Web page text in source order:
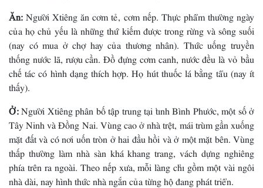
Ăn:Người Xtiêng ăn cơm tẻ, cơm nếp. Thực phẩm thường ngày
của họ chủ yếu là những thứ kiếm được trong rừng và sông suối
(nay có mua ở chợ hay của thương nhân). Thức uống truyền
thống nước lã, rượu cần. Ðồ đựng cơm canh, nước đều là vỏ bầu
chế tác có hình dạng thích hợp. Họ hút thuốc lá bằng tẩu (nay ít
thấy).
Ở:Người Xtiêng phân bố tập trung tại tỉnh Bình Phước, một số ở
Tây Ninh và Ðồng Nai. Vùng cao ở nhà trệt, mái trùm gần xuống
mặt đất và có nơi uốn tròn ở hai đầu hồi và ở một mặt bên. Vùng
thấp thường làm nhà sàn khá khang trang, vách dựng nghiêng
phía trên ra ngoài. Theo nếp xưa, mỗi làng chỉ gồm một vài ngôi
nhà dài, nay hình thức nhà ngắn của từng hộ đang phát triển.